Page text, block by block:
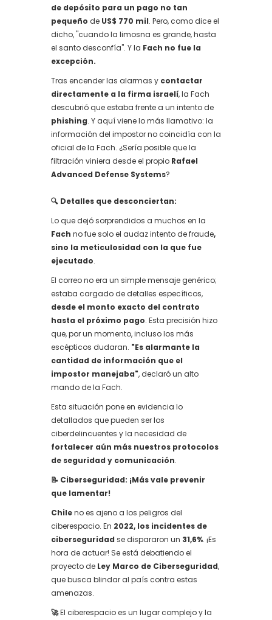
de depósito para un pago no tan
pequeño de US$ 770 mil. Pero, como dice el
dicho, "cuando la limosna es grande, hasta
el santo desconfía". Y la Fach no fue la
excepción.
Tras encender las alarmas y contactar
directamente a la firma israelí, la Fach
descubrió que estaba frente a un intento de
phishing. Y aquí viene lo más llamativo: la
información del impostor no coincidía con la
oficial de la Fach. ¿Sería posible que la
filtración viniera desde el propio Rafael
Advanced Defense Systems?
🔍 Detalles que desconciertan:
Lo que dejó sorprendidos a muchos en la
Fach no fue solo el audaz intento de fraude,
sino la meticulosidad con la que fue
ejecutado.
El correo no era un simple mensaje genérico;
estaba cargado de detalles específicos,
desde el monto exacto del contrato
hasta el próximo pago. Esta precisión hizo
que, por un momento, incluso los más
escépticos dudaran. "Es alarmante la
cantidad de información que el
impostor manejaba", declaró un alto
mando de la Fach.
Esta situación pone en evidencia lo
detallados que pueden ser los
ciberdelincuentes y la necesidad de
fortalecer aún más nuestros protocolos
de seguridad y comunicación.
📝 Ciberseguridad: ¡Más vale prevenir
que lamentar!
Chileno es ajeno a los peligros del
ciberespacio. En 2022, los incidentes de
ciberseguridad se dispararon un 31,6%. ¡Es
hora de actuar! Se está debatiendo el
proyecto de Ley Marco de Ciberseguridad,
que busca blindar al país contra estas
amenazas.
🚀El ciberespacio es un lugar complejo y la